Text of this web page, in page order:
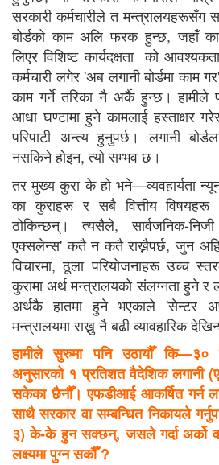
सरकारी कर्मचारीले त मन्त्रालयहरूसँग
बोर्डको काम अलि फरक हुन्छ, जहाँ
लिएर विशिष्ट कार्यदक्षता को
कर्मचारी लगेर 'अब लगानी बोर्डमा काम
काम गर्ने तरिका नै अर्कै हुन्छ। हामीले
आधा घण्टामा हुने कामलाई हस्ताक्षर
परिपाटी अन्त्य हुनुपर्छ। लगानी
नसकिने होइन, त्यो सम्भव छ।
तर मुख्य कुरा के हो भने—व्यवहार्यता
का कुराहरू र सबै वित्तीय विषयहरू
ठोकिन्छन्। त्यसैले, सार्वजनिक-
एक्सलेन्स' कतै न कतै राख्नैपर्छ, जुन
विचारमा, ठूला परियोजनाहरू उच्च
कुरामा अर्थ मन्त्रालयको संलग्नता हुने र
अर्थकै हातमा हुने भएकाले 'सेन्टर
मन्त्रालयमा राख्नु नै बढी व्यावहारिक
हामीले सुरुमा पनि उठायौँ कि—३०
अनुसारको १ प्रतिशत वैदेशिक लगानी
सकेका छैनौँ। एफडीआई आकर्षित गर्न
साथै सरकार वा सम्बन्धित निकायले
३) के-के हुन सक्छन्, जसले गर्दा अर्को
लक्ष्यमा पुग्न सकौँ ?